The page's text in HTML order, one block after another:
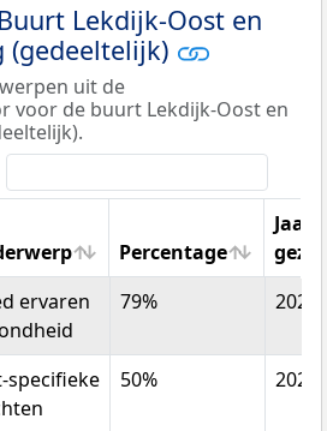
Lekdijk-Oost en
(gedeeltelijk)
uit de
voor de buurt Lekdijk-Oost en
Percentage
Jaar
Percentage
Jaar
ervaren
79% 2022
specifieke
50% 2022